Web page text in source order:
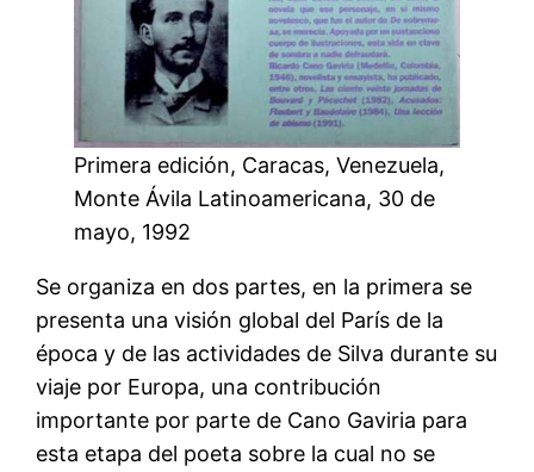
Primera edición, Caracas, Venezuela,
Monte Ávila Latinoamericana, 30 de
mayo, 1992
Se organiza en dos partes, en la primera se
presenta una visión global del París de la
época y de las actividades de Silva durante su
viaje por Europa, una contribución
importante por parte de Cano Gaviria para
esta etapa del poeta sobre la cual no se